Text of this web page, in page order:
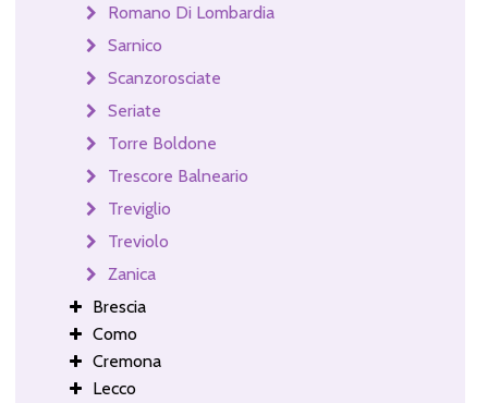
Romano Di Lombardia
Sarnico
Scanzorosciate
Seriate
Torre Boldone
Trescore Balneario
Treviglio
Treviolo
Zanica
Brescia
Como
Cremona
Lecco